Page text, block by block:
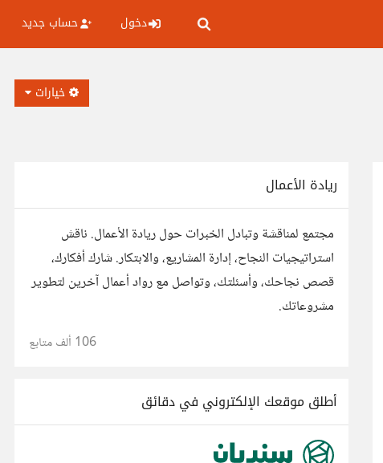
دخول حساب جديد
خيارات
ريادة الأعمال
مجتمع لمناقشة وتبادل الخبرات حول ريادة الأعمال. ناقش
استراتيجيات النجاح، إدارة المشاريع، والابتكار. شارك أفكارك،
قصص نجاحك، وأسئلتك، وتواصل مع رواد أعمال آخرين لتطوير
مشروعاتك.
106 ألف متابع
أطلق موقعك الإلكتروني في دقائق